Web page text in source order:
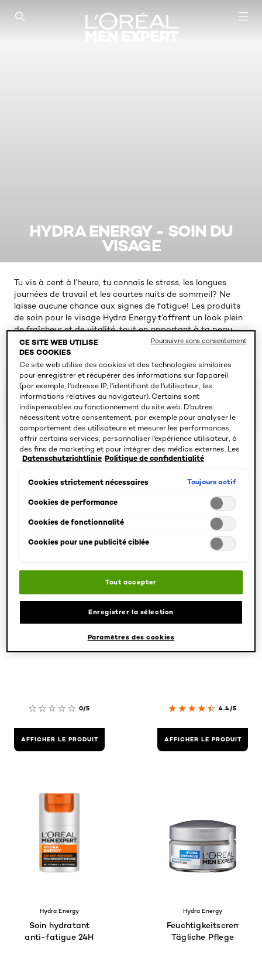
SEARCH THIS SITE
HYDRA ENERGY - SOIN DU
VISAGE
Tu vis à cent à l’heure, tu connais le stress, les longues
journées de travail et les courtes nuits de sommeil? Ne
laisse aucune chance aux signes de fatigue! Les produits
de soin pour le visage Hydra Energy t’offrent un look plein
de fraîcheur et de vitalité, tout en apportant à ta peau
une hydratation longue durée.
5 résultat(s)
0/5
AFFICHER LE PRODUIT
4.4/5
AFFICHER LE PRODUIT
Hydra Energy
Soin hydratant
anti-fatigue 24H
Hydra Energy
Feuchtigkeitscreme
Tägliche Pflege
CE SITE WEB UTILISE
DES COOKIES
Ce site web utilise des cookies et des technologies similaires
pour enregistrer et récupérer des informations sur l'appareil
(par exemple, l'adresse IP, l'identifiant de l'utilisateur, les
informations relatives au navigateur). Certains sont
indispensables au fonctionnement du site web. D'autres
nécessitent votre consentement, par exemple pour analyser le
comportement des utilisateurs et mesurer les performances,
offrir certains services, personnaliser l'expérience utilisateur, à
des fins de marketing et pour intégrer des médias externes. Les
cookies non indispensables peuvent être acceptés directement
»). Il est également possible de personnaliser les paramètres et
pouvez modifier votre sélection à tout moment en cliquant sur le
lien « Paramètres des cookies ». Pour plus d'informations,
veuillez consulter notre politique de confidentialité.
Datenschutzrichtlinie Politique de confidentialité
Cookies strictement nécessaires Toujours actif
Cookies de performance
Cookies de fonctionnalité
Cookies pour une publicité ciblée
Tout accepter
Enregistrer la sélection
Paramètres des cookies
Poursuivre sans consentement